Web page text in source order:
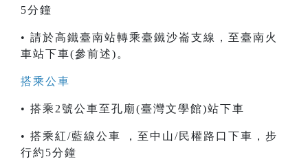
5分鐘
• 請於高鐵臺南站轉乘臺鐵沙崙支線，至臺南火
車站下車(參前述)。
搭乘公車
• 搭乘2號公車至孔廟(臺灣文學館)站下車
• 搭乘紅/藍線公車 ，至中山/民權路口下車，步
行約5分鐘